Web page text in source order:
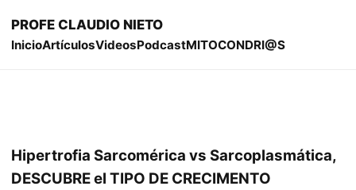
PROFE CLAUDIO NIETO
InicioArtículosVideosPodcastMITOCONDRI@S
Hipertrofia Sarcomérica vs Sarcoplasmática,
DESCUBRE el TIPO DE CRECIMENTO